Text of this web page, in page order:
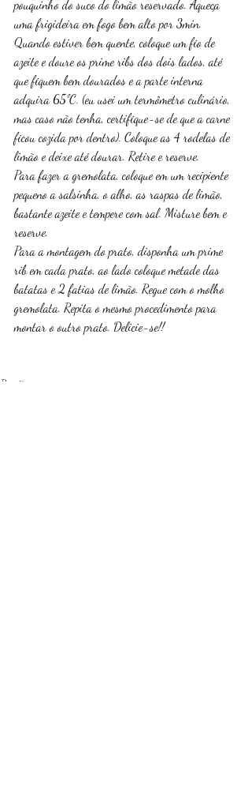
pouquinho do suco do limão reservado. Aqueça
uma frigideira em fogo bem alto por 3min.
Quando estiver bem quente, coloque um fio de
azeite e doure os prime ribs dos dois lados, até
que fiquem bem dourados e a parte interna
adquira 65ºC. (eu usei um termômetro culinário,
mas caso não tenha, certifique-se de que a carne
ficou cozida por dentro). Coloque as 4 rodelas de
limão e deixe até dourar. Retire e reserve.
Para fazer a gremolata, coloque em um recipiente
pequeno a salsinha, o alho, as raspas de limão,
bastante azeite e tempere com sal. Misture bem e
reserve.
Para a montagem do prato, disponha um prime
rib em cada prato, ao lado coloque metade das
batatas e 2 fatias de limão. Regue com o molho
gremolata. Repita o mesmo procedimento para
montar o outro prato. Delicie-se!!
Receitas